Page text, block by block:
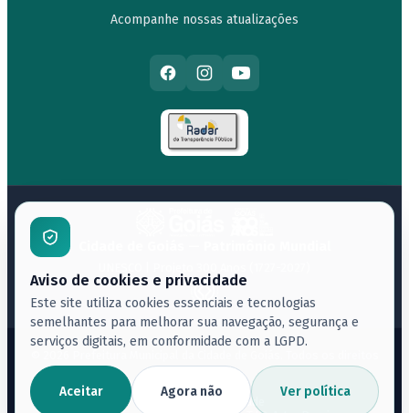
Acompanhe nossas atualizações
reservados.
Acessibilidade
Política de Privacidade
Aviso de cookies e privacidade
Este site utiliza cookies essenciais e tecnologias
semelhantes para melhorar sua navegação, segurança e
serviços digitais, em conformidade com a LGPD.
Aceitar Agora não Ver política